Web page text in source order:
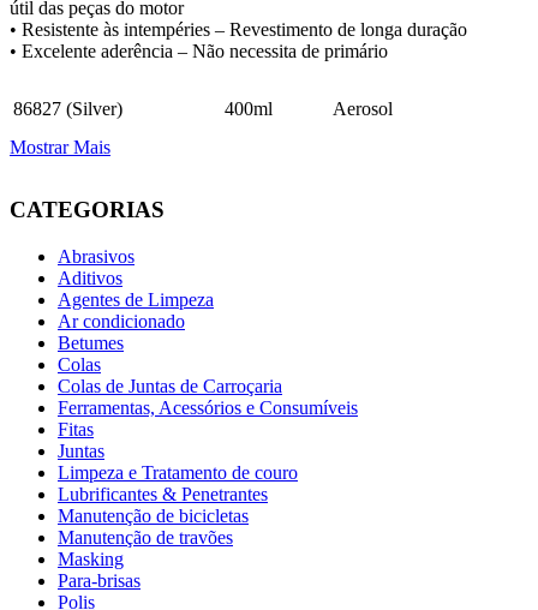
útil das peças do motor
• Resistente às intempéries – Revestimento de longa duração
• Excelente aderência – Não necessita de primário
86827 (Silver) 400ml
Aerosol
Mostrar Mais
CATEGORIAS
Abrasivos
Aditivos
Agentes de Limpeza
Ar condicionado
Betumes
Colas
Colas de Juntas de Carroçaria
Ferramentas, Acessórios e Consumíveis
Fitas
Juntas
Limpeza e Tratamento de couro
Lubrificantes & Penetrantes
Manutenção de bicicletas
Manutenção de travões
Masking
Para-brisas
Polis